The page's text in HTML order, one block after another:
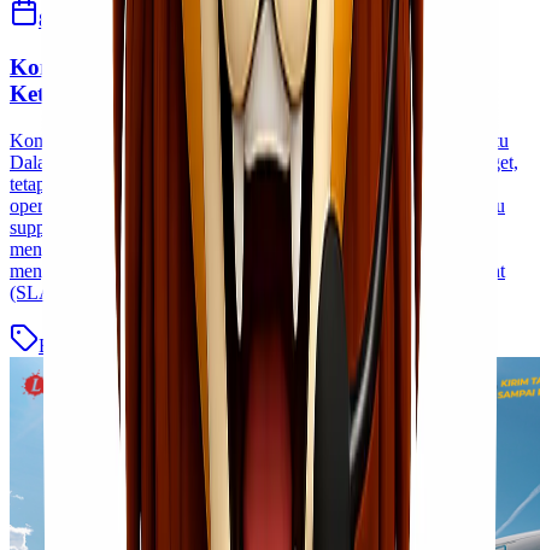
8 April 2026 Sherly
Komitmen SLA Lionel Express dalam Menjaga
Ketepatan Waktu
Komitmen SLA Lionel Express dalam Menjaga Ketepatan Waktu
Dalam dunia logistik, ketepatan waktu bukan hanya sekadar target,
tetapi merupakan komitmen yang berdampak langsung pada
operasional bisnis. Keterlambatan pengiriman dapat mengganggu
supply chain, menurunkan kepuasan pelanggan, hingga
menyebabkan kerugian finansial. Untuk itu, Lionel Express
menghadirkan standar layanan berbasis Service Level Agreement
(SLA) sebagai bentuk komitmen dalam [&hellip;]
Blog Baca Selengkapnya